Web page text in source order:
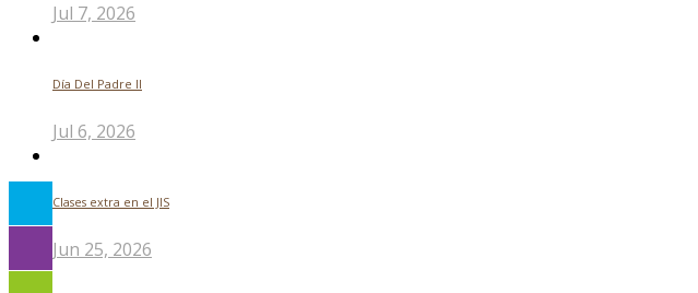
Jul 7, 2026
Día Del Padre ll
Jul 6, 2026
Clases extra en el JIS
Jun 25, 2026